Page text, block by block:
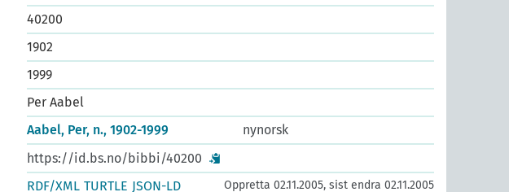
40200
1902
1999
Per Aabel
Aabel, Per, n., 1902-1999
nynorsk
https://id.bs.no/bibbi/40200
RDF/XML TURTLE JSON-LD Oppretta 02.11.2005, sist endra 02.11.2005